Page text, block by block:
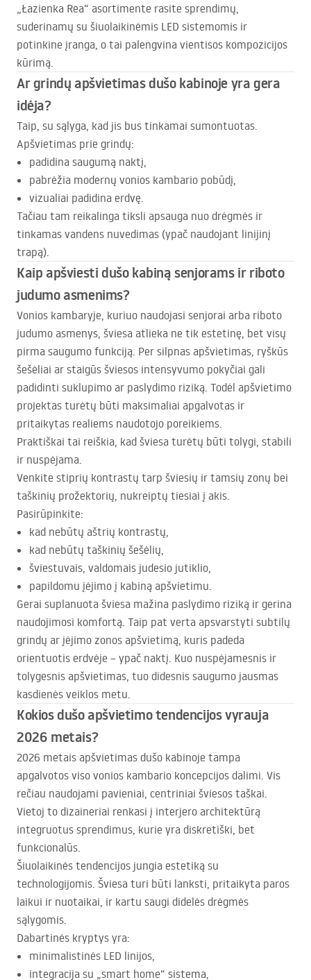
„Łazienka Rea“ asortimente rasite sprendimų,
suderinamų su šiuolaikinėmis LED sistemomis ir
potinkine įranga, o tai palengvina vientisos kompozicijos
kūrimą.
Ar grindų apšvietimas dušo kabinoje yra gera
idėja?
Taip, su sąlyga, kad jis bus tinkamai sumontuotas.
Apšvietimas prie grindų:
padidina saugumą naktį,
pabrėžia modernų vonios kambario pobūdį,
vizualiai padidina erdvę.
Tačiau tam reikalinga tiksli apsauga nuo drėgmės ir
tinkamas vandens nuvedimas (ypač naudojant linijinį
trapą).
Kaip apšviesti dušo kabiną senjorams ir riboto
judumo asmenims?
Vonios kambaryje, kuriuo naudojasi senjorai arba riboto
judumo asmenys, šviesa atlieka ne tik estetinę, bet visų
pirma saugumo funkciją. Per silpnas apšvietimas, ryškūs
šešėliai ar staigūs šviesos intensyvumo pokyčiai gali
padidinti suklupimo ar paslydimo riziką. Todėl apšvietimo
projektas turėtų būti maksimaliai apgalvotas ir
pritaikytas realiems naudotojo poreikiems.
Praktiškai tai reiškia, kad šviesa turėtų būti tolygi, stabili
ir nuspėjama.
Venkite stiprių kontrastų tarp šviesių ir tamsių zonų bei
taškinių prožektorių, nukreiptų tiesiai į akis.
Pasirūpinkite:
kad nebūtų aštrių kontrastų,
kad nebūtų taškinių šešėlių,
šviestuvais, valdomais judesio jutiklio,
papildomu įėjimo į kabiną apšvietimu.
Gerai suplanuota šviesa mažina paslydimo riziką ir gerina
naudojimosi komfortą. Taip pat verta apsvarstyti subtilų
grindų ar įėjimo zonos apšvietimą, kuris padeda
orientuotis erdvėje – ypač naktį. Kuo nuspėjamesnis ir
tolygesnis apšvietimas, tuo didesnis saugumo jausmas
kasdienės veiklos metu.
Kokios dušo apšvietimo tendencijos vyrauja
2026 metais?
2026 metais apšvietimas dušo kabinoje tampa
apgalvotos viso vonios kambario koncepcijos dalimi. Vis
rečiau naudojami pavieniai, centriniai šviesos taškai.
Vietoj to dizaineriai renkasi į interjero architektūrą
integruotus sprendimus, kurie yra diskretiški, bet
funkcionalūs.
Šiuolaikinės tendencijos jungia estetiką su
technologijomis. Šviesa turi būti lanksti, pritaikyta paros
laikui ir nuotaikai, ir kartu saugi didelės drėgmės
sąlygomis.
Dabartinės kryptys yra:
minimalistinės LED linijos,
integracija su „smart home“ sistema,